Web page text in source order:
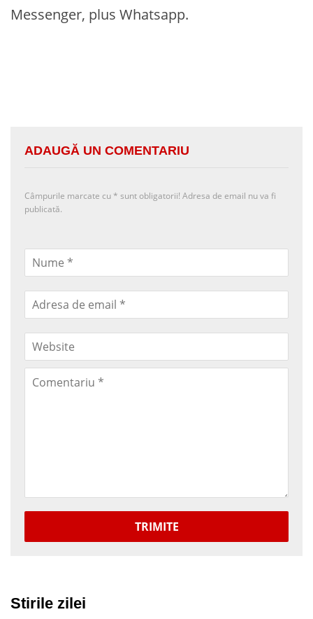
Messenger, plus Whatsapp.
ADAUGĂ UN COMENTARIU
Câmpurile marcate cu * sunt obligatorii! Adresa de email nu va fi
publicată.
TRIMITE
Stirile zilei